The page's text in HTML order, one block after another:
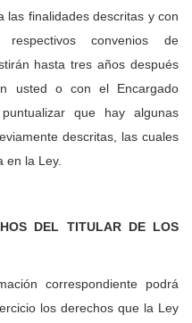
las finalidades descritas y con
convenios de
hasta tres años después
usted o con el Encargado
que hay algunas
descritas, las cuales
en la Ley.
DEL TITULAR DE LOS
correspondiente podrá
los derechos que la Ley